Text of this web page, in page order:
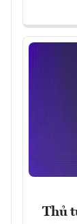
Thủ